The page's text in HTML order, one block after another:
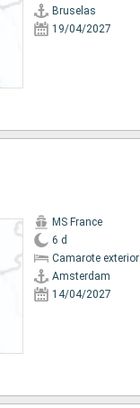
Bruselas
19/04/2027
MS France
6 d
Camarote exterior
Amsterdam
14/04/2027